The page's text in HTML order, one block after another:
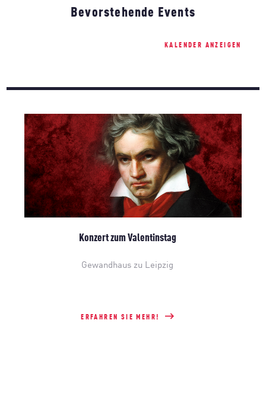
Bevorstehende Events
KALENDER ANZEIGEN
Konzert zum Valentinstag
Gewandhaus zu Leipzig
ERFAHREN SIE MEHR!